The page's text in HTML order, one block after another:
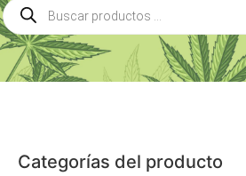
Categorías del producto